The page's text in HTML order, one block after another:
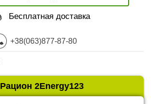
Бесплатная доставка
+38(063)877-87-80
Рацион 2Energy123